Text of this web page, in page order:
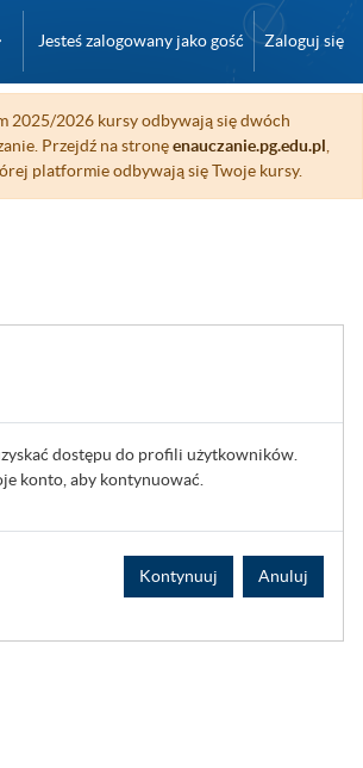
Jesteś zalogowany jako gość Zaloguj się
2025/2026 kursy odbywają się dwóch
Przejdź na stronęenauczanie.pg.edu.pl
platformie odbywają się Twoje kursy.
dostępu do profili użytkowników.
konto, aby kontynuować.
Kontynuuj Anuluj